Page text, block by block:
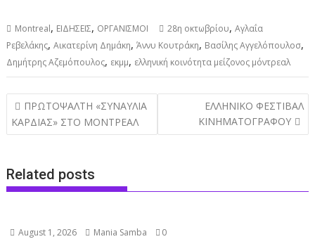
Montreal, ΕΙΔΗΣΕΙΣ, ΟΡΓΑΝΙΣΜΟΙ 28η οκτωβρίου,Αγλαΐα
Ρεβελάκης,Αικατερίνη Δημάκη,Άννυ Κουτράκη, Βασίλης Αγγελόπουλοσ,
Δημήτρης Αζεμόπουλος, εκμμ, ελληνική κοινότητα μείζονος μόντρεαλ
Post
navigation
ΠΡΩΤΟΨΑΛΤΗ «ΣΥΝΑΥΛΙΑ
ΚΑΡΔΙΑΣ» ΣΤΟ ΜΟΝΤΡΕΑΛ
ΕΛΛΗΝΙΚΟ ΦΕΣΤΙΒΑΛ
ΚΙΝΗΜΑΤΟΓΡΑΦΟΥ
Related posts
August 1, 2026 Mania Samba 0